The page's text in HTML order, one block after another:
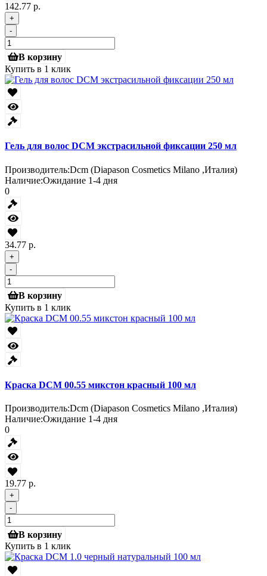
142.77 р.
+
-
В корзину
Купить в 1 клик
Гель для волос DCM экстрасильной фиксации 250 мл
Производитель:Dcm (Diapason Cosmetics Milano ,Италия)
Наличие:Ожидание 1-4 дня
0
34.77 р.
+
-
В корзину
Купить в 1 клик
Краска DCM 00.55 микстон красный 100 мл
Производитель:Dcm (Diapason Cosmetics Milano ,Италия)
Наличие:Ожидание 1-4 дня
0
19.77 р.
+
-
В корзину
Купить в 1 клик